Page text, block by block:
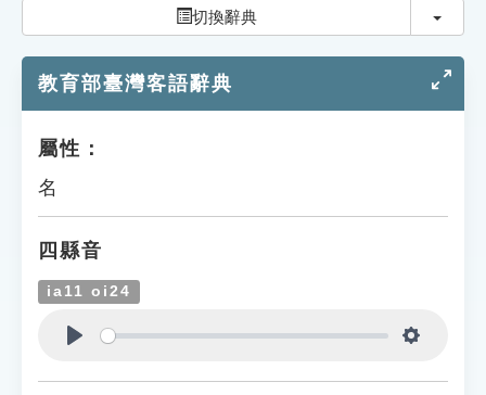
知識索引
遊戲專區
教學應用
貓頭鷹博士
切換辭典 切換
教育部臺灣客語辭典
屬性：
名
四縣音
ia11 oi24